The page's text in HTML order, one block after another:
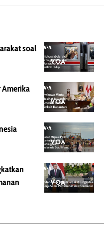
VOA
soal
VOA
VOA
VOA